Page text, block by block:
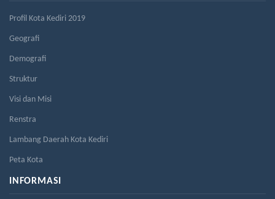
Profil Kota Kediri 2019
Geografi
Demografi
Struktur
Visi dan Misi
Renstra
Lambang Daerah Kota Kediri
Peta Kota
INFORMASI